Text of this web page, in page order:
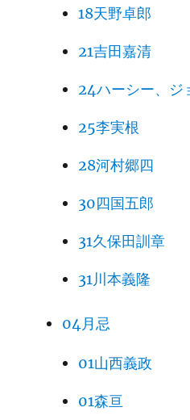
18天野卓郎
21吉田嘉清
24ハーシー、ジ
25李実根
28河村郷四
30四国五郎
31久保田訓章
31川本義隆
04月忌
01山西義政
01森亘